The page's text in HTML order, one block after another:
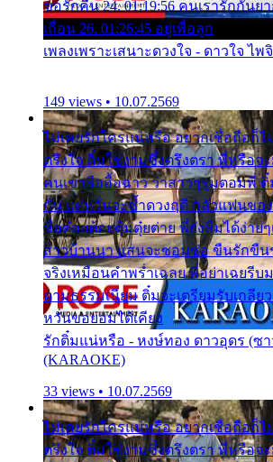
ขอรักคืน 24. 01:19:56 คนเรารักกันยา
เถื่อน 26. 01:26:45 อยู่เพื่อลูก
เพลงเพราะเสนาะดวงใจ - ดาวใจ ไพ
149 views • 10.07.2569
ไม่เคยรักใครแน่หรือ อยากเชื่อถือก็
ตรึงใจ ติ๋มใช่งามซึ้งตรึงตรา พี่หรือจ
คนเขาลืออื้อฉาว ว่าสาวๆรุมตอมพี่
กัน แต่หวั่นจะช้ำดวงฤดี กลัวแฟนข
ชื่อต๋อยต้อยตุ้มตุ๋ยต่าย พี่ยังลืมได้ง่ายๆ
สาวบ้านนา แสนจะซอมซ่อ ขืนรักขืน
จริงเหมือนคำพร่ำเฉลย พี่อย่าเฉยรี
ตามธรรมเนียม ติ๋มจะเตรียมรับเกลีย
หวั่นขอยอมได้เคียง
รักติ๋มแน่หรือ - หงษ์ทอง ดาวอุดร (ซ
(KARAOKE)
33 views • 10.07.2569
ไม่เคยรักใครแน่หรือ อยากเชื่อถือก็
ตรึงใจ ติ๋มใช่งามซึ้งตรึงตรา พี่หรือจ